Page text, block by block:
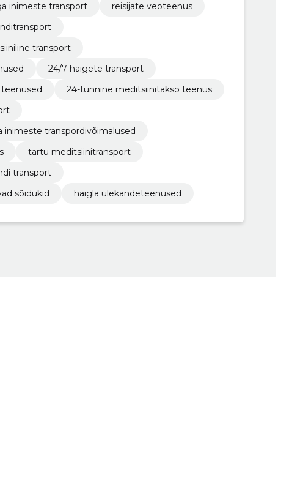
inimeste transport
reisijate veoteenus
transport
24/7 haigete transport
24-tunnine meditsiinitakso teenus
inimeste transpordivõimalused
tartu meditsiinitransport
transport
sõidukid
haigla ülekandeteenused